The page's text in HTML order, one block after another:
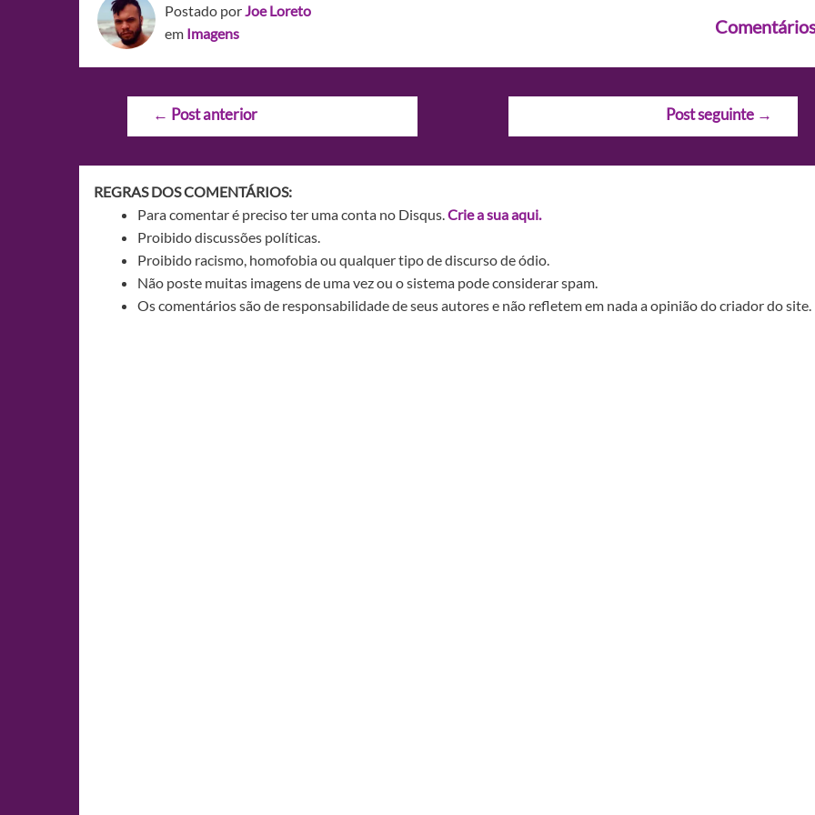
Postado porJoe Loreto
em Imagens
Navegação
← Post anterior Post seguinte →
REGRAS DOS COMENTÁRIOS:
Para comentar é preciso ter uma conta no Disqus.Crie a sua aqui.
Proibido discussões políticas.
Proibido racismo, homofobia ou qualquer tipo de discurso de ódio.
Não poste muitas imagens de uma vez ou o sistema pode considerar spam.
Os comentários são de responsabilidade de seus autores e não refletem em nada a opinião do criador do site.